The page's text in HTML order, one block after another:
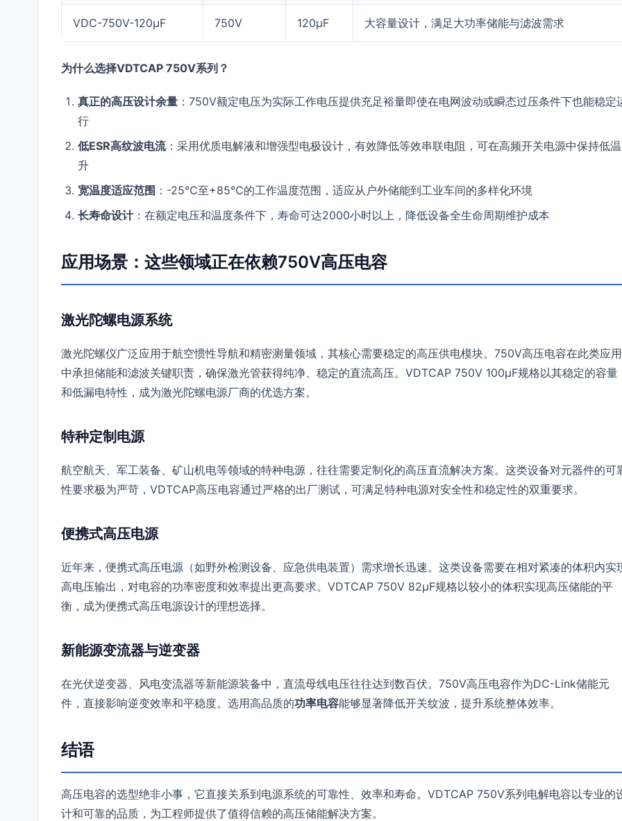
VDC-750V-120μF 750V 120μF 大容量设计，满足大功率储能与滤波需求
为什么选择VDTCAP 750V系列？
真正的高压设计余量 ：750V额定电压为实际工作电压提供充足裕量即使在电网波动或瞬态过压条件下也能稳定
行
低ESR高纹波电流：采用优质电解液和增强型电极设计，有效降低等效串联电阻，可在高频开关电源中保持低温
升
宽温度适应范围 ：-25℃至+85℃的工作温度范围，适应从户外储能到工业车间的多样化环境
长寿命设计：在额定电压和温度条件下，寿命可达2000小时以上，降低设备全生命周期维护成本
应用场景：这些领域正在依赖750V高压电容
激光陀螺电源系统
激光陀螺仪广泛应用于航空惯性导航和精密测量领域，其核心需要稳定的高压供电模块。750V高压电容在此类应用
中承担储能和滤波关键职责，确保激光管获得纯净、稳定的直流高压。VDTCAP 750V 100μF规格以其稳定的容量
和低漏电特性，成为激光陀螺电源厂商的优选方案。
特种定制电源
航空航天、军工装备、矿山机电等领域的特种电源，往往需要定制化的高压直流解决方案。这类设备对元器件的可
性要求极为严苛，VDTCAP高压电容通过严格的出厂测试，可满足特种电源对安全性和稳定性的双重要求。
便携式高压电源
近年来，便携式高压电源（如野外检测设备、应急供电装置）需求增长迅速。这类设备需要在相对紧凑的体积内实
高电压输出，对电容的功率密度和效率提出更高要求。VDTCAP 750V 82μF规格以较小的体积实现高压储能的平
衡，成为便携式高压电源设计的理想选择。
新能源变流器与逆变器
在光伏逆变器、风电变流器等新能源装备中，直流母线电压往往达到数百伏。750V高压电容作为DC-Link储能元
件，直接影响逆变效率和平稳度。选用高品质的功率电容能够显著降低开关纹波，提升系统整体效率。
结语
高压电容的选型绝非小事，它直接关系到电源系统的可靠性、效率和寿命。VDTCAP 750V系列电解电容以专业的
计和可靠的品质，为工程师提供了值得信赖的高压储能解决方案。